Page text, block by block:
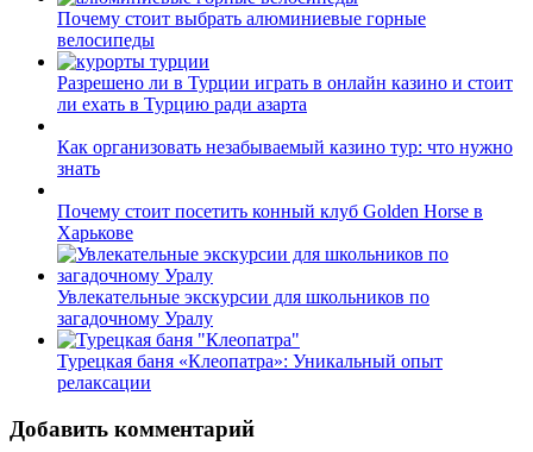
Почему стоит выбрать алюминиевые горные
велосипеды
Разрешено ли в Турции играть в онлайн казино и стоит
ли ехать в Турцию ради азарта
Как организовать незабываемый казино тур: что нужно
знать
Почему стоит посетить конный клуб Golden Horse в
Харькове
Увлекательные экскурсии для школьников по
загадочному Уралу
Турецкая баня «Клеопатра»: Уникальный опыт
релаксации
Добавить комментарий